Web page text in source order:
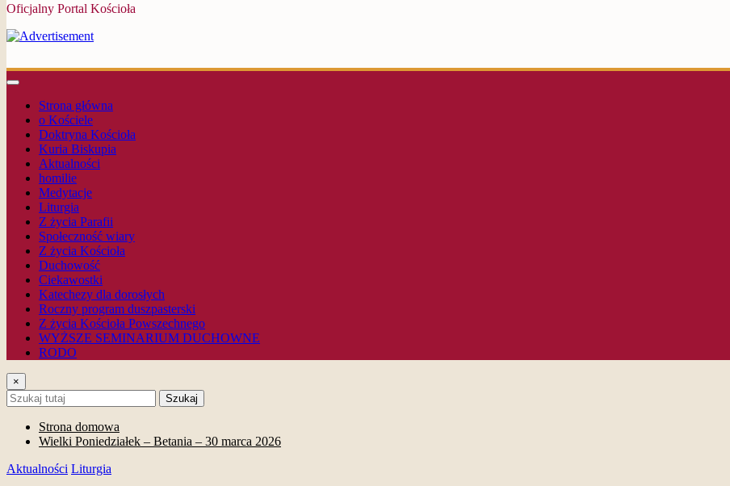
Oficjalny Portal Kościoła
Strona główna
o Kościele
Doktryna Kościoła
Kuria Biskupia
Aktualności
homilie
Medytacje
Liturgia
Z życia Parafii
Społeczność wiary
Z życia Kościoła
Duchowość
Ciekawostki
Katechezy dla dorosłych
Roczny program duszpasterski
Z życia Kościoła Powszechnego
WYŻSZE SEMINARIUM DUCHOWNE
RODO
×
Szukaj
Strona domowa
Wielki Poniedziałek – Betania – 30 marca 2026
Aktualności Liturgia